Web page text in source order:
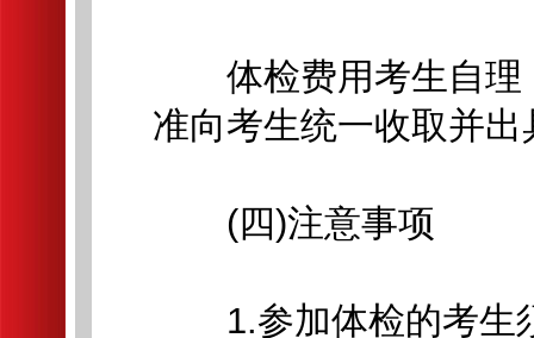
体检费用考生自理
准向考生统一收取并出
(四)注意事项
1.参加体检的考生